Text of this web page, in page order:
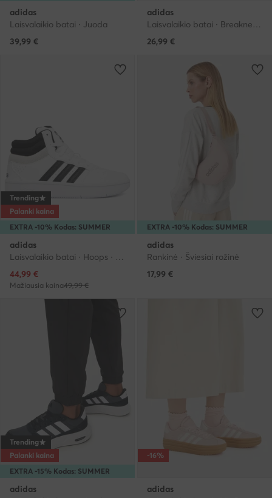
adidas
Laisvalaikio batai · Juoda
39,99 €
adidas
26,99 €
EXTRA -10% Kodas: SUMMER
Trending
Palanki kaina
adidas
Laisvalaikio batai · Hoops · Balta
Dabartinė kaina
44,99 €
Mažiausia kaina49,99 €
EXTRA -10% Kodas: SUMMER
adidas
Rankinė · Šviesiai rožinė
17,99 €
EXTRA -15% Kodas: SUMMER
Trending
Palanki kaina
adidas
-16%
adidas